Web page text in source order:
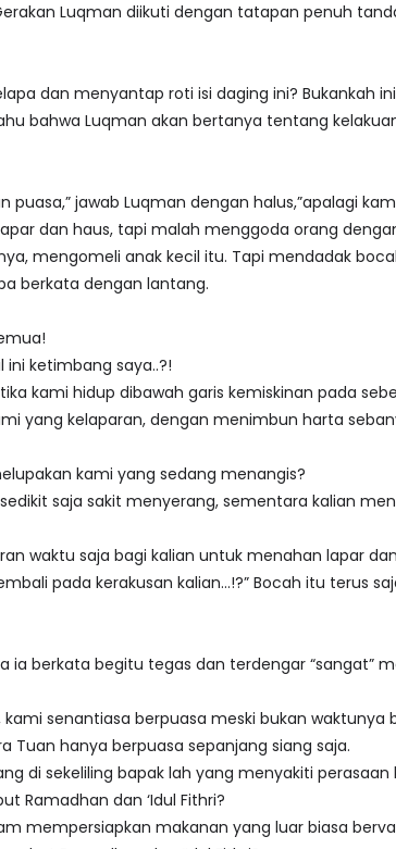
Luqman diikuti dengan tatapan penuh
dan menyantap roti isi daging ini? Bukankah
bahwa Luqman akan bertanya tentang
jawab Luqman dengan halus,”apalagi
dan haus, tapi malah menggoda orang
mengomeli anak kecil itu. Tapi mendadak
berkata dengan lantang.
ini ketimbang saya..?!
kami hidup dibawah garis kemiskinan pada
yang kelaparan, dengan menimbun harta
kami yang sedang menangis?
saja sakit menyerang, sementara kalian
waktu saja bagi kalian untuk menahan lapar
pada kerakusan kalian…!?” Bocah itu terus
berkata begitu tegas dan terdengar “sangat”
kami senantiasa berpuasa meski bukan
Tuan hanya berpuasa sepanjang siang saja.
di sekeliling bapak lah yang menyakiti
Ramadhan dan ‘Idul Fithri?
mempersiapkan makanan yang luar biasa